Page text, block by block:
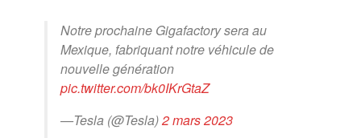
Notre prochaine Gigafactory sera au
Mexique, fabriquant notre véhicule de
nouvelle génération
pic.twitter.com/bk0IKrGtaZ
—Tesla (@Tesla)2 mars 2023